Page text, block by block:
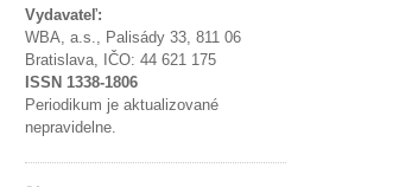
Vydavateľ:
WBA, a.s., Palisády 33, 811 06
Bratislava, IČO: 44 621 175
ISSN 1338-1806
Periodikum je aktualizované
nepravidelne.